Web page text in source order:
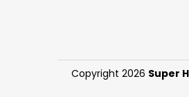
Copyright 2026 Super